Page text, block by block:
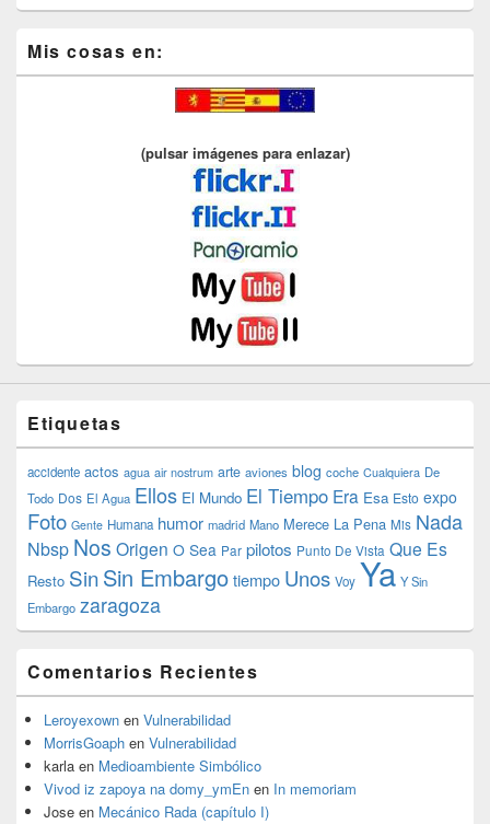
Mis cosas en:
(pulsar imágenes para enlazar)
Etiquetas
accidente actos agua air nostrum arte aviones blog coche Cualquiera De
Todo Dos El Agua Ellos El Mundo El Tiempo Era Esa Esto expo
Foto Gente Humana humor madrid Mano Merece La Pena Mis Nada
Nbsp Nos Origen O Sea Par pilotos Punto De Vista Que Es
Resto SinSin Embargotiempo Unos Voy Ya Y Sin
Embargo zaragoza
Comentarios Recientes
Leroyexown en Vulnerabilidad
MorrisGoaph en Vulnerabilidad
karla en Medioambiente Simbólico
Vivod iz zapoya na domy_ymEn en In memoriam
Jose en Mecánico Rada (capítulo I)